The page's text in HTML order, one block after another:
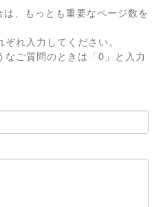
、もっとも重要なページ数を
れ入力してください。
ご質問のときは「0」と入力